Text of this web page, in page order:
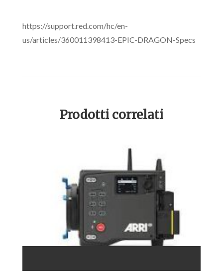
https://support.red.com/hc/en-
us/articles/360011398413-EPIC-DRAGON-Specs
Prodotti correlati